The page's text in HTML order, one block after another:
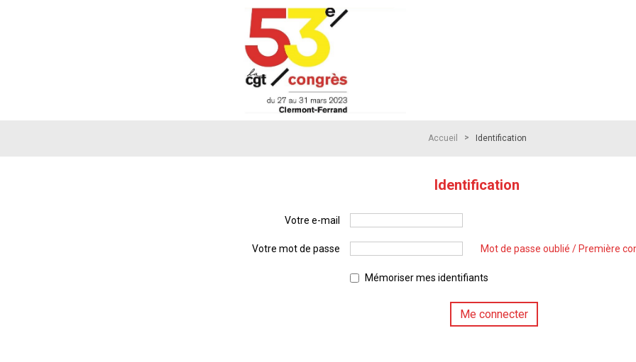
Accueil > Identification
Identification
Votre e-mail
Votre mot de passe Mot de passe oublié / Première
Mémoriser mes identifiants